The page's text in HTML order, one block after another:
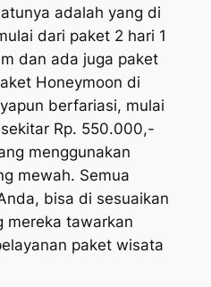
adalah yang di
dari paket 2 hari 1
dan ada juga paket
Honeymoon di
berfariasi, mulai
Rp. 550.000,-
menggunakan
mewah. Semua
bisa di sesuaikan
mereka tawarkan
paket wisata